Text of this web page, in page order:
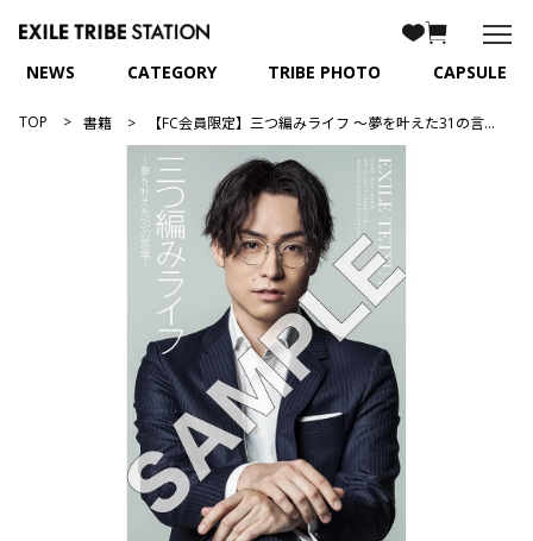
NEWS CATEGORY TRIBE PHOTO CAPSULE
TOP 書籍 【FC会員限定】三つ編みライフ ～夢を叶えた31の言葉～/EXILE TETSUYA